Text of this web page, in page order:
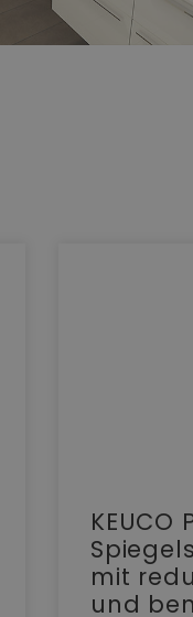
KEUCO
mit
und